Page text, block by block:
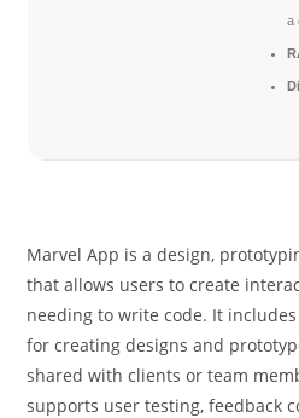
a
Marvel App is a design,
that allows users to create
needing to write code. It
for creating designs and
shared with clients or team
supports user testing, feedback